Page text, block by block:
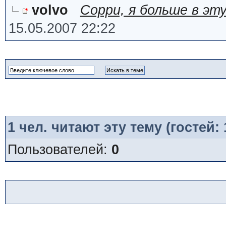
volvo
Сорри, я больше в
15.05.2007 22:22
1чел. читают эту тему
Пользователей: 0